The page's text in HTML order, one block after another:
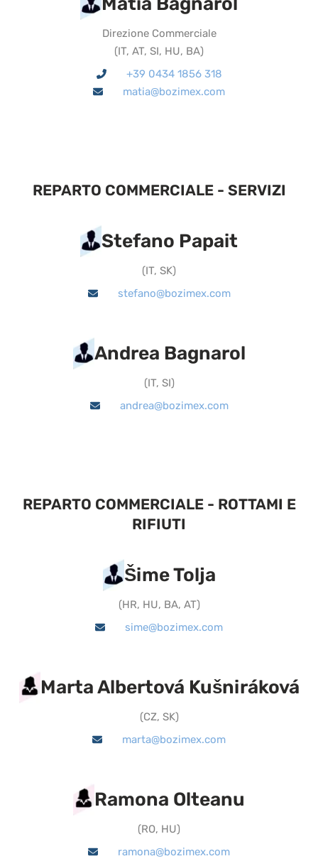
Direzione Commerciale
(IT, AT, SI, HU, BA)
+39 0434 1856 318
matia@bozimex.com
REPARTO COMMERCIALE - SERVIZI
Stefano Papait
(IT, SK)
stefano@bozimex.com
Andrea Bagnarol
(IT, SI)
andrea@bozimex.com
REPARTO COMMERCIALE - ROTTAMI E
RIFIUTI
Šime Tolja
(HR, HU, BA, AT)
sime@bozimex.com
Marta Albertová Kušniráková
(CZ, SK)
marta@bozimex.com
Ramona Olteanu
(RO, HU)
ramona@bozimex.com